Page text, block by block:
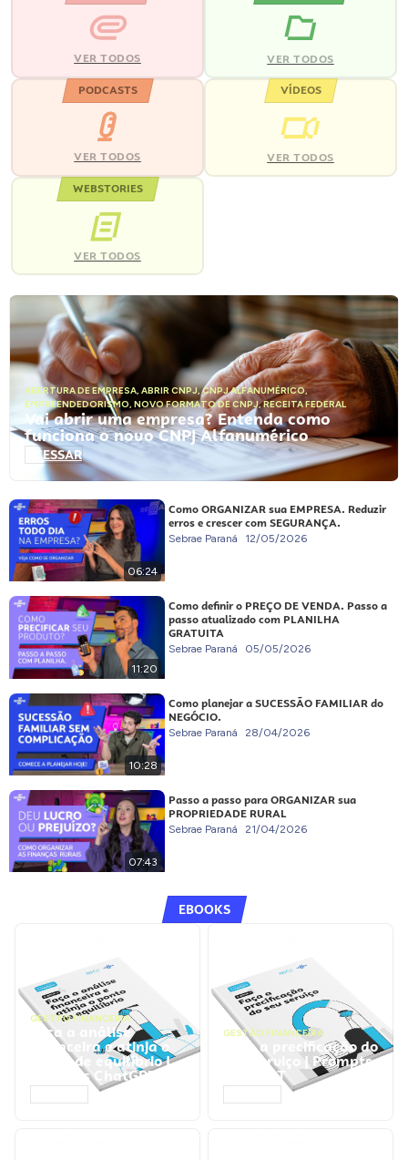
VER TODOS VER TODOS
PODCASTS
VER TODOS
VÍDEOS
VER TODOS
WEBSTORIES
VER TODOS
ABERTURA DE EMPRESA, ABRIR CNPJ,CNPJ ALFANUMÉRICO,
EMPREENDEDORISMO, NOVO FORMATO DE CNPJ,RECEITA FEDERAL
Vai abrir uma empresa? Entenda como
funciona o novo CNPJ Alfanumérico
ACESSAR
06:24
Como ORGANIZAR sua EMPRESA. Reduzir
erros e crescer com SEGURANÇA.
Sebrae Paraná 12/05/2026
11:20
Como definir o PREÇO DE VENDA. Passo a
passo atualizado com PLANILHA
GRATUITA
Sebrae Paraná 05/05/2026
10:28
Como planejar a SUCESSÃO FAMILIAR do
NEGÓCIO.
Sebrae Paraná 28/04/2026
07:43
Passo a passo para ORGANIZAR sua
PROPRIEDADE RURAL
Sebrae Paraná 21/04/2026
EBOOKS
GESTÃO FINANCEIRA
Faça a análise
financeira e atinja o
ponto de equilíbrio |
Prompts ChatGPT
GESTÃO FINANCEIRA
Faça a precificação do
seu serviço | Prompts
ChatGPT